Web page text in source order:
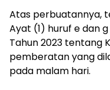
Atas perbuatannya,
Ayat (1) huruf e dan
Tahun 2023 tentang
pemberatan yang
pada malam hari.